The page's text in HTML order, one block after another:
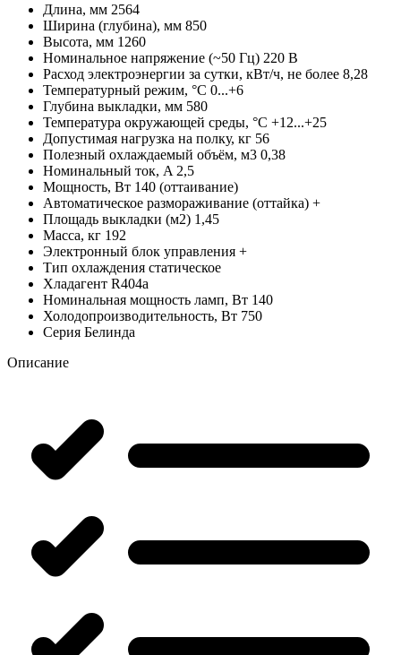
Длина, мм 2564
Ширина (глубина), мм 850
Высота, мм 1260
Номинальное напряжение (~50 Гц) 220 В
Расход электроэнергии за сутки, кВт/ч, не более 8,28
Температурный режим, °C 0...+6
Глубина выкладки, мм 580
Температура окружающей среды, °C +12...+25
Допустимая нагрузка на полку, кг 56
Полезный охлаждаемый объём, м3 0,38
Номинальный ток, A 2,5
Мощность, Вт 140 (оттаивание)
Автоматическое размораживание (оттайка) +
Площадь выкладки (м2) 1,45
Масса, кг 192
Электронный блок управления +
Тип охлаждения статическое
Хладагент R404a
Номинальная мощность ламп, Вт 140
Холодопроизводительность, Вт 750
Серия Белинда
Описание